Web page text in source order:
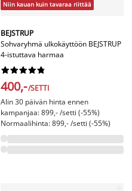
Niin kauan kuin tavaraa riittää
BEJSTRUP
Sohvaryhmä ulkokäyttöön BEJSTRUP
4-istuttava harmaa






400,-/SETTI
Alin 30 päivän hinta ennen
kampanjaa: 899,- /setti (-55%)
Normaalihinta: 899,- /setti (-55%)